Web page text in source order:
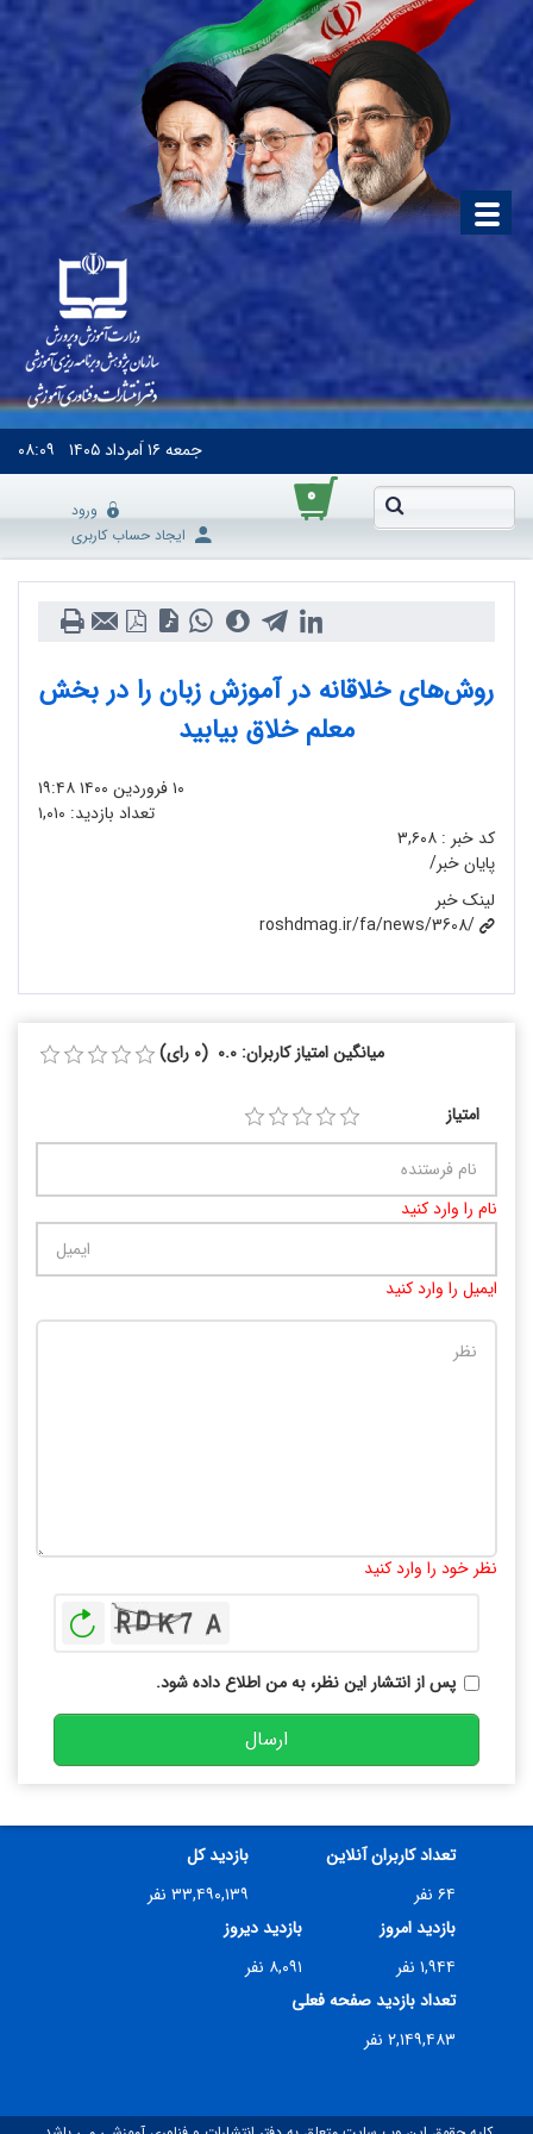
جمعه۱۶ اَمرداد ۱۴۰۵ ۰۸:۰۹
۰
ورود
ایجاد حساب کاربری
روش‌های خلاقانه در آموزش زبان را در بخش
معلم خلاق بیابید
۱۰ فروردین ۱۴۰۰
۱۹:۴۸
تعداد بازدید: ۱,۰۱۰
کد خبر : ۳,۶۰۸
پایان خبر/
لینک خبر
roshdmag.ir/fa/news/3608/
میانگین امتیاز کاربران: 0.0 (0 رای)
امتیاز
نام را وارد کنید
ایمیل را وارد کنید
نظر خود را وارد کنید
پس از انتشار این نظر، به من اطلاع داده شود.
ارسال
تعداد کاربران آنلاین
۶۴ نفر
بازدید کل
۳۳,۴۹۰,۱۳۹ نفر
بازدید امروز
۱,۹۴۴ نفر
بازدید دیروز
۸,۰۹۱ نفر
تعداد بازدید صفحه فعلی
۲,۱۴۹,۴۸۳ نفر